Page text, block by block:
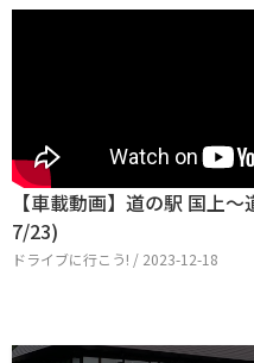
【車載動画】道の駅 国上
7/23)
ドライブに行こう! / 2023-12-18